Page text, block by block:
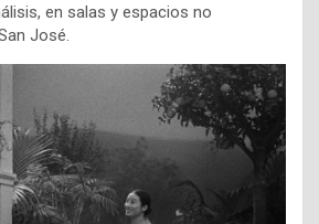
en salas y espacios no
José.